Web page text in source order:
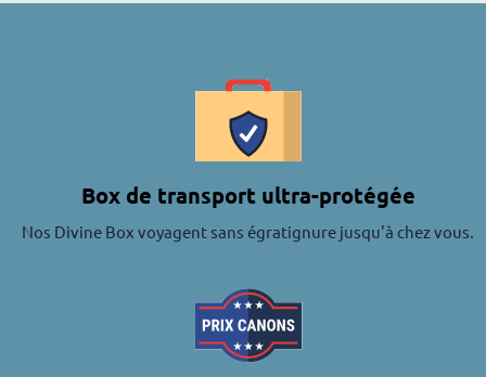
Box de transport ultra-protégée
Nos Divine Box voyagent sans égratignure jusqu'à chez vous.